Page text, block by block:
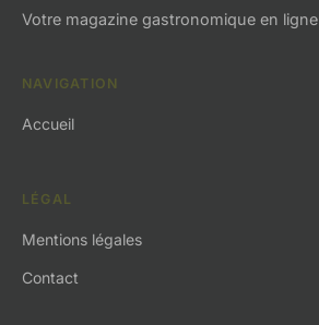
Votre magazine gastronomique en ligne
NAVIGATION
Accueil
LÉGAL
Mentions légales
Contact